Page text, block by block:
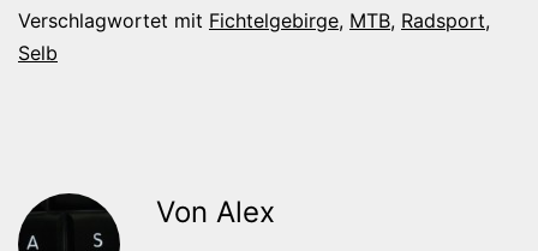
Verschlagwortet mit Fichtelgebirge, MTB, Radsport,
Selb
Von Alex